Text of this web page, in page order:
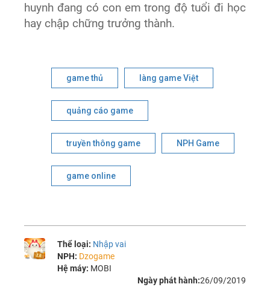
huynh đang có con em trong độ tuổi đi học
hay chập chững trưởng thành.
game thủ làng game Việt
quảng cáo game
truyền thông game NPH Game
game online
Thể loại: Nhập vai
NPH: Dzogame
Hệ máy: MOBI
Ngày phát hành:26/09/2019